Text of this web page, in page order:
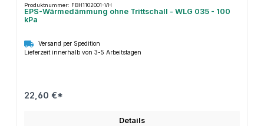
Produktnummer: FBH1102001-VH
EPS-Wärmedämmung ohne Trittschall - WLG 035 - 100
kPa
Versand per Spedition
Lieferzeit innerhalb von 3-5 Arbeitstagen
22,60 €*
Details